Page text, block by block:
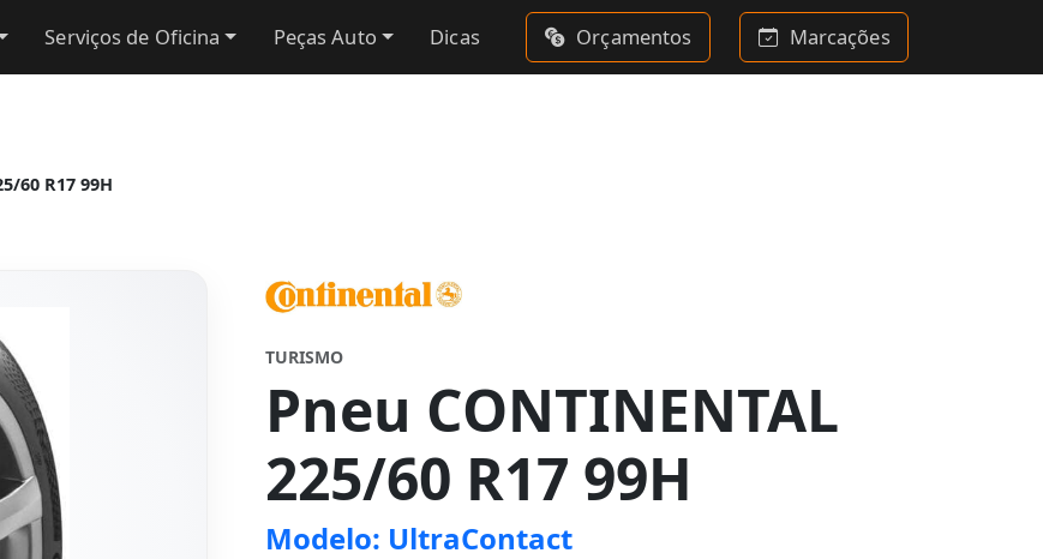
Serviços de Oficina Peças Auto Dicas Orçamentos Marcações
60 R17 99H
TURISMO
Pneu CONTINENTAL
225/60 R17 99H
Modelo: UltraContact